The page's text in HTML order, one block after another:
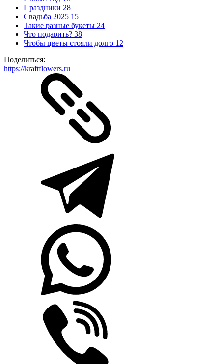
Праздники 28
Свадьба 2025 15
Такие разные букеты 24
Что подарить? 38
Чтобы цветы стояли долго 12
Поделиться:
https://kraftflowers.ru